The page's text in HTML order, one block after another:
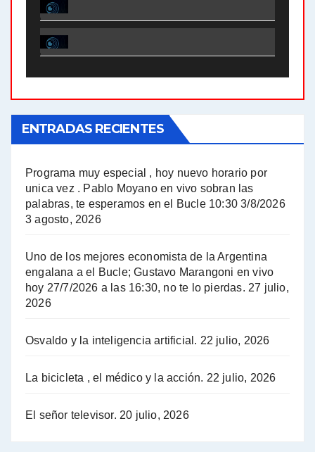
El Bucle News en Radio Gráfica. Bloque 1 . 28.04.24 - Jorge Gres
El Bucle News en Radio Gráfica. Bloque 2 . 21.04.24 - Jorge Gres
A mayor poder al empresariado le cuesta encontrar resistencia - Jose Urtubey con Jorge Gres
Hugo Yasky : Día de la Militancia - Hugo Yasky con Jorge Gres
Hugo Yasky sobre la Coordinadora de las Industrias de Productos Alimenticios (COPAL) - Hugo Yasky con Jorge Gres
Pablo Moyano sobre el espionaje: "Estos personajes siniestros han hecho mucho daño" - Pablo Moyano con Jorge Gres
ENTRADAS RECIENTES
Programa muy especial , hoy nuevo horario por
unica vez . Pablo Moyano en vivo sobran las
palabras, te esperamos en el Bucle 10:30 3/8/2026
3 agosto, 2026
Uno de los mejores economista de la Argentina
engalana a el Bucle; Gustavo Marangoni en vivo
hoy 27/7/2026 a las 16:30, no te lo pierdas. 27 julio,
2026
Osvaldo y la inteligencia artificial. 22 julio, 2026
La bicicleta , el médico y la acción. 22 julio, 2026
El señor televisor. 20 julio, 2026